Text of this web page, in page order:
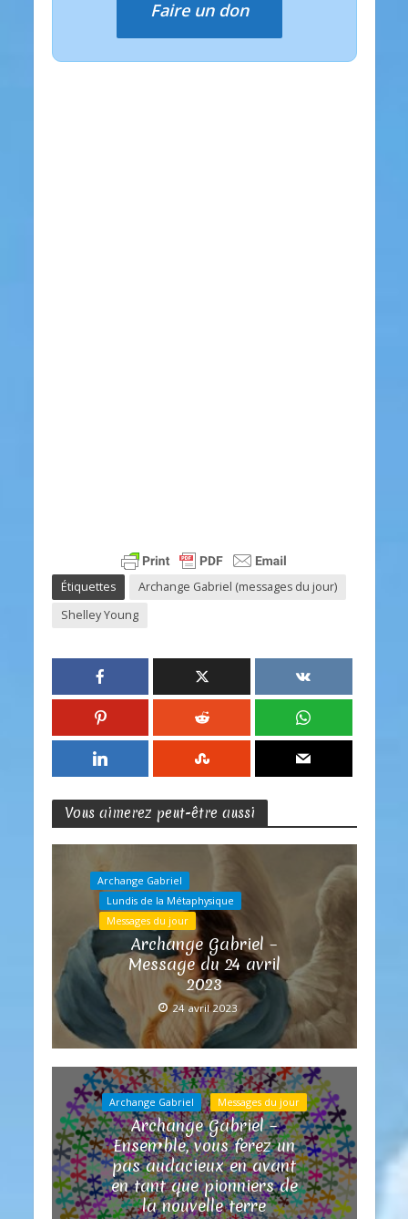
Faire un don
Étiquettes
Archange Gabriel (messages du jour)
Shelley Young
Vous aimerez peut-être aussi
Archange Gabriel
Lundis de la Métaphysique
Messages du jour
Archange Gabriel –
Message du 24 avril
2023
24 avril 2023
Archange Gabriel Messages du jour
Archange Gabriel –
Ensemble, vous ferez un
pas audacieux en avant
en tant que pionniers de
la nouvelle terre